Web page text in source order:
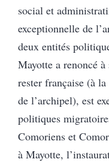
social et
exceptionnelle de
deux entités
Mayotte a renoncé
rester française (à
de l’archipel), est
politiques
Comoriens et
à Mayotte,